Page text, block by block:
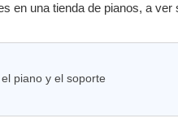
en una tienda de pianos, a ver
piano y el soporte